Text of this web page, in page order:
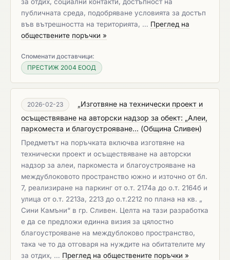
публичната среда, подобряване условията за достъп
във вътрешността на територията, … Преглед на
обществените поръчки »
Споменати доставчици:
ПРЕСТИЖ 2004 ЕООД
2026-02-23
„Изготвяне на технически проект и
осъществяване на авторски надзор за обект: „Алеи,
паркоместа и благоустрояване... (Община Сливен)
Предметът на поръчката включва изготвяне на
технически проект и осъществяване на авторски
надзор за алеи, паркоместа и благоустрояване на
междублоковото пространство южно и източно от бл.
7, реализиране на паркинг от о.т. 2174а до о.т. 2164б и
улица от о.т. 2213а, 2213 до о.т.2212 по плана на кв. „
Сини Камъни“ в гр. Сливен. Целта на тази разработка
е да се предложи единна визия за цялостно
благоустрояване на междублоково пространство,
така че то да отговаря на нуждите на обитателите му
за отдих, … Преглед на обществените поръчки »